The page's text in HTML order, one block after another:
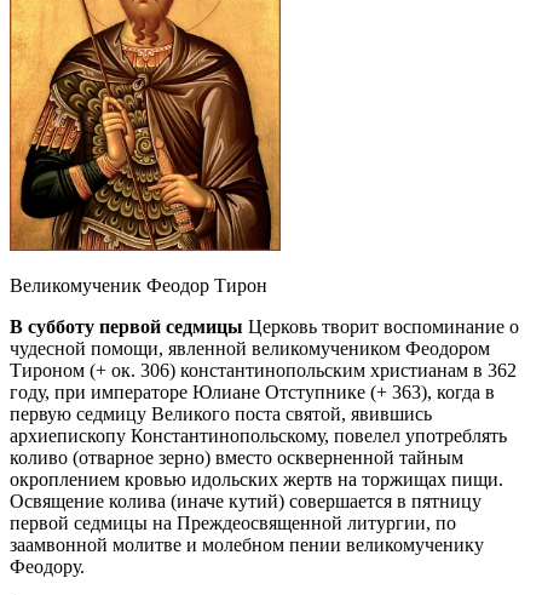
Великомученик Феодор Тирон
В субботу первой седмицы Церковь творит воспоминание о
чудесной помощи, явленной великомучеником Феодором
Тироном (+ ок. 306) константинопольским христианам в 362
году, при императоре Юлиане Отступнике (+ 363), когда в
первую седмицу Великого поста святой, явившись
архиепископу Константинопольскому, повелел употреблять
коливо (отварное зерно) вместо оскверненной тайным
окроплением кровью идольских жертв на торжищах пищи.
Освящение колива (иначе кутий) совершается в пятницу
первой седмицы на Преждеосвященной литургии, по
заамвонной молитве и молебном пении великомученику
Феодору.